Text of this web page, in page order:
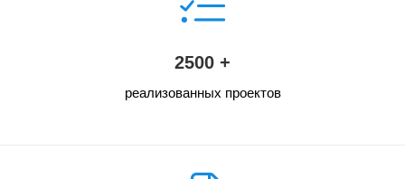
2500 +
реализованных проектов